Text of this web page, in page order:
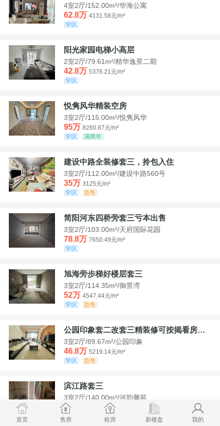
4室2厅/152.00m²/华海公寓
62.8万 4131.58元/m²
学区
阳光家园电梯小高层
2室2厅/79.61m²/精华逸景二期
42.8万 5376.21元/m²
学区
悦隽风华精装空房
3室2厅/115.00m²/悦隽风华
95万 8260.87元/m²
学区
满两年
建设中路全装修套三，拎包入住
3室2厅/112.00m²/建设中路560号
35万 3125元/m²
学区
急售
简阳河东四桥旁套三亏本出售
3室2厅/103.00m²/天府国际花园
78.8万 7650.49元/m²
学区
旭海旁步梯好楼层套三
3室2厅/114.35m²/御景湾
52万 4547.44元/m²
学区
急售
公园印象套二改套三精装修可按揭看房方便
3室2厅/89.67m²/公园印象
46.8万 5219.14元/m²
学区
急售
滨江路套三
3室2厅/140.00m²/河韵馨苑
42万
3000元/m²
学区
首页 售房 租房 新楼盘 我的